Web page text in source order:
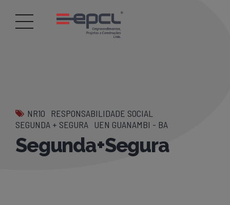
NR10
RESPONSABILIDADE SOCIAL
SEGUNDA + SEGURA UEN GUANAMBI - BA
Segunda+Segura